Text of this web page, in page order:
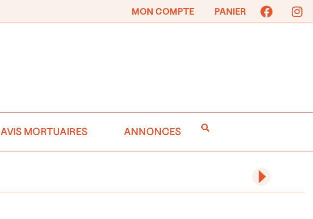
MON COMPTE PANIER
AVIS MORTUAIRES ANNONCES